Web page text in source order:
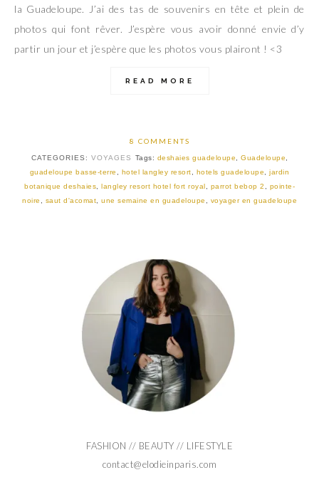
la Guadeloupe. J’ai des tas de souvenirs en tête et plein de
photos qui font rêver. J’espère vous avoir donné envie d’y
partir un jour et j’espère que les photos vous plairont ! <3
READ MORE
8 COMMENTS
CATEGORIES: VOYAGES Tags: deshaies guadeloupe Guadeloupe
guadeloupe basse-terre
hotel langley resort hotels guadeloupe ,jardin
botanique deshaies
langley resort hotel fort royal parrot bebop 2
pointe-
noire
saut d'acomat une semaine en guadeloupe voyager en guadeloupe
FASHION // BEAUTY // LIFESTYLE
contact@elodieinparis.com